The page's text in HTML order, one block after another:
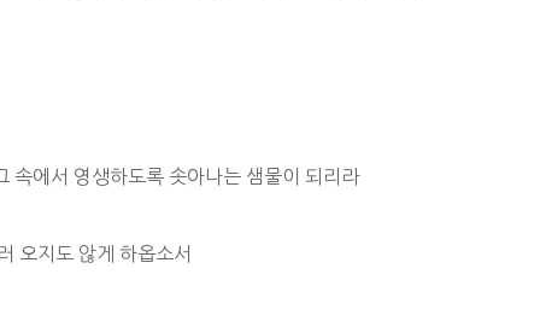
속에서 영생하도록 솟아나는 샘물이 되리라
오지도 않게 하옵소서